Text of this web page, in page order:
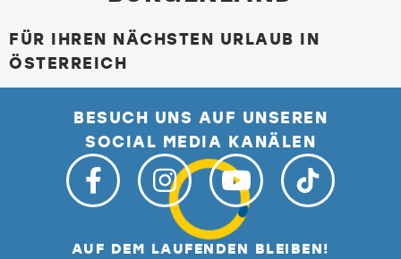
FÜR IHREN NÄCHSTEN URLAUB IN
ÖSTERREICH
BESUCH UNS AUF UNSEREN
SOCIAL MEDIA KANÄLEN
AUF DEM LAUFENDEN BLEIBEN!